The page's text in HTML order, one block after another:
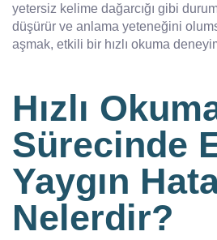
yetersiz kelime dağarcığı gibi
düşürür ve anlama yeteneğini
aşmak, etkili bir hızlı okuma
Hızlı
Sürecinde
Yaygın
Nelerdir?